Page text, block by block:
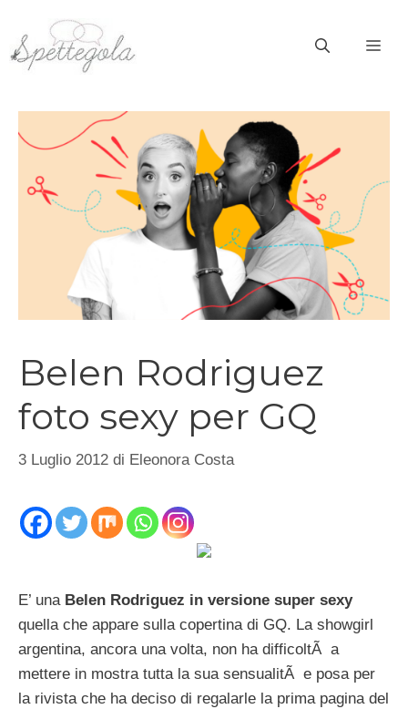
contenuto
Belen Rodriguez
foto sexy per GQ
3 Luglio 2012 di Eleonora Costa
E’ una Belen Rodriguez in versione super sexy
quella che appare sulla copertina di GQ. La showgirl
argentina, ancora una volta, non ha difficoltÃ a
mettere in mostra tutta la sua sensualitÃ e posa per
la rivista che ha deciso di regalarle la prima pagina del